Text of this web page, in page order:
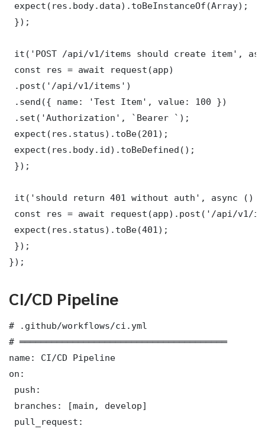
expect(res.body.data).toBeInstanceOf(Array);
});
it('POST /api/v1/items should create item',
const res = await request(app)
.post('/api/v1/items')
.send({ name: 'Test Item', value: 100 })
.set('Authorization', `Bearer `);
expect(res.status).toBe(201);
expect(res.body.id).toBeDefined();
});
it('should return 401 without auth', async ()
const res = await request(app).post('/api/v1/
expect(res.status).toBe(401);
});
});
CI/CD Pipeline
# .github/workflows/ci.yml
# ═══════════════════════════════════════
name: CI/CD Pipeline
on:
push:
branches: [main, develop]
pull_request: